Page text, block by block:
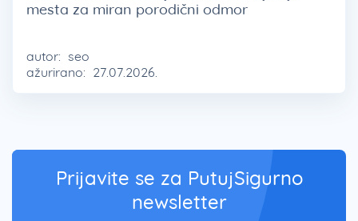
mesta za miran porodični odmor
autor: seo
ažurirano: 27.07.2026.
Prijavite se za PutujSigurno
newsletter